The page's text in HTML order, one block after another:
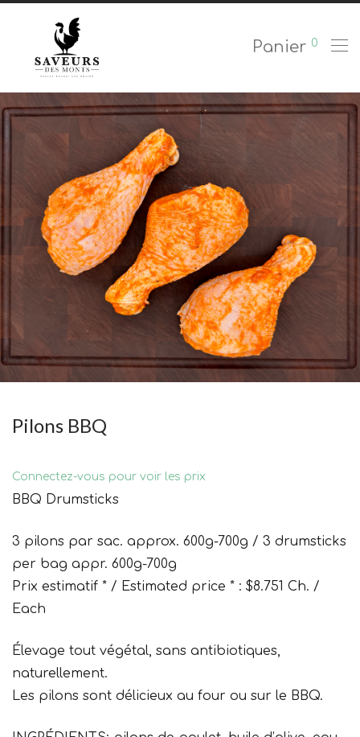
Panier 0
Pilons BBQ
Connectez-vous pour voir les prix
BBQ Drumsticks
3 pilons par sac. approx. 600g-700g / 3 drumsticks
per bag appr. 600g-700g
Prix estimatif * / Estimated price * : $8.751 Ch. /
Each
Élevage tout végétal, sans antibiotiques,
naturellement.
Les pilons sont délicieux au four ou sur le BBQ.